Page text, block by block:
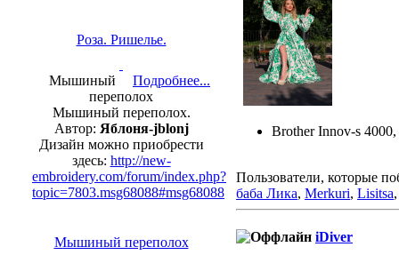
Роза. Ришелье.
Подробнее...
Мышиный
переполох
Мышиный переполох.
Автор: Яблоня-jblonj
Дизайн можно приобрести
здесь: http://new-
embroidery.com/forum/index.php?
topic=7803.msg68088#msg68088
Мышиный переполох
Brother Innov-s
Пользователи, которые
баба Лика, Merkuri, Lisitsa,
iDiver